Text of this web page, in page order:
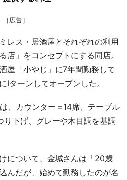
［広告］
レス・居酒屋とそれぞれの利用
店」をコンセプトにする同店。
屋「小やじ」に7年間勤務して
Iターンしてオープンした。
、カウンター＝14席、テーブル
り下げ、グレーや木目調を基調
について、金城さんは「20歳
んだが、始めて勤務したのが名